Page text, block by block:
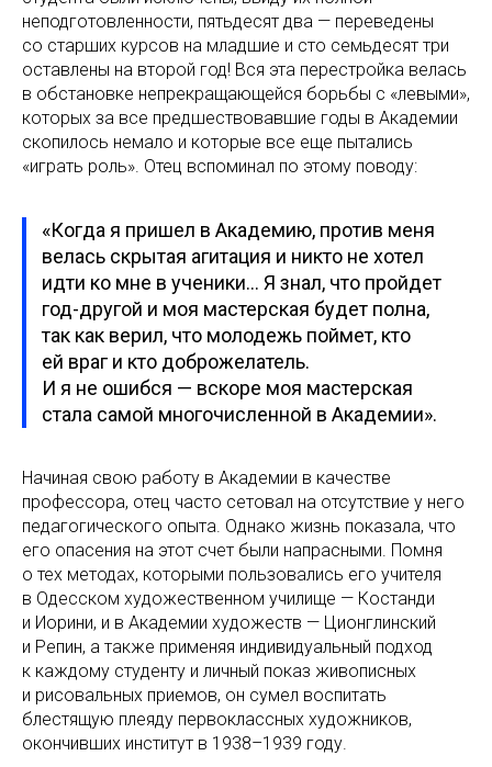
неподготовленности, пятьдесят два — переведены
со старших курсов на младшие и сто семьдесят три
оставлены на второй год! Вся эта перестройка велась
в обстановке непрекращающейся борьбы с «левыми»,
которых за все предшествовавшие годы в Академии
скопилось немало и которые все еще пытались
«играть роль». Отец вспоминал по этому поводу:
«Когда я пришел в Академию, против меня
велась скрытая агитация и никто не хотел
идти ко мне в ученики… Я знал, что пройдет
год-другой и моя мастерская будет полна,
так как верил, что молодежь поймет, кто
ей враг и кто доброжелатель.
И я не ошибся — вскоре моя мастерская
стала самой многочисленной в Академии».
Начиная свою работу в Академии в качестве
профессора, отец часто сетовал на отсутствие у него
педагогического опыта. Однако жизнь показала, что
его опасения на этот счет были напрасными. Помня
о тех методах, которыми пользовались его учителя
в Одесском художественном училище — Костанди
и Иорини, и в Академии художеств — Ционглинский
и Репин, а также применяя индивидуальный подход
к каждому студенту и личный показ живописных
и рисовальных приемов, он сумел воспитать
блестящую плеяду первоклассных художников,
окончивших институт в 1938–1939 году.